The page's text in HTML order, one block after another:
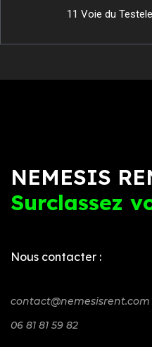
11 Voie du
NEMESIS
Surclassez
Nous contacter :
contact@nemesisrent.com
06 81 81 59 82